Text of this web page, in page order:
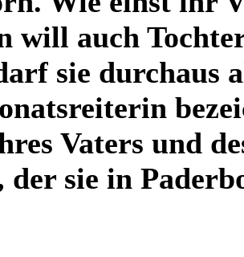
will auch
sie durchaus
Vaters und
der sie in